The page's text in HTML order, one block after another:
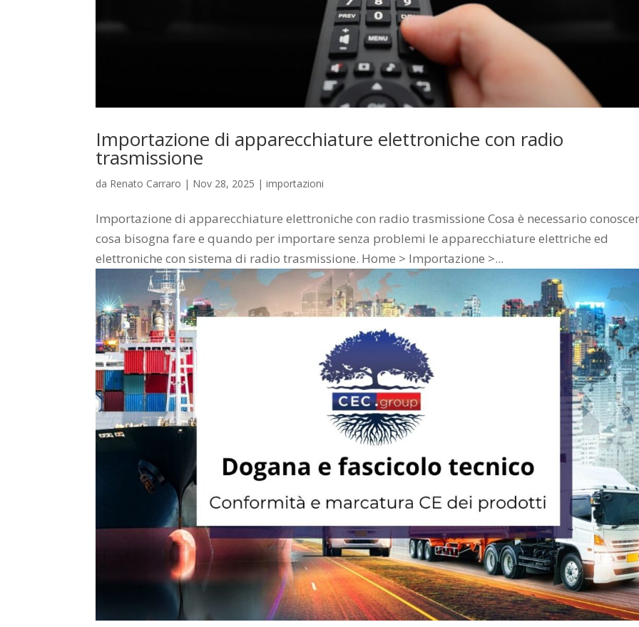
Importazione di apparecchiature elettroniche con radio
trasmissione
da Renato Carraro | Nov 28, 2025 |importazioni
Importazione di apparecchiature elettroniche con radio trasmissione Cosa è necessario
cosa bisogna fare e quando per importare senza problemi le apparecchiature elettriche ed
elettroniche con sistema di radio trasmissione. Home > Importazione >...